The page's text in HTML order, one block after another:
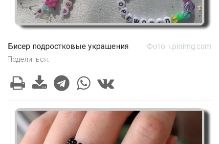
Бисер подростковые украшения Фото: i.pinimg.com
Поделиться: